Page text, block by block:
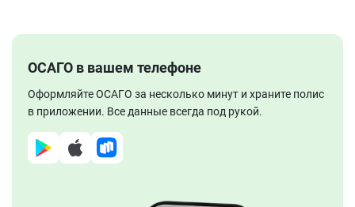
ОСАГО в вашем телефоне
Оформляйте ОСАГО за несколько минут и храните полис
в приложении. Все данные всегда под рукой.